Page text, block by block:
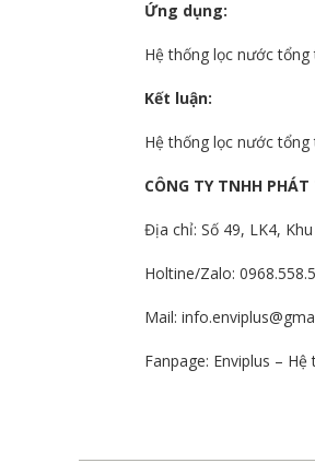
Ứng dụng:
Hệ thống lọc nước
Kết luận:
Hệ thống lọc nước
CÔNG TY TNHH
Địa chỉ: Số 49, LK4,
Holtine/Zalo:
Mail:
Fanpage: Enviplus –